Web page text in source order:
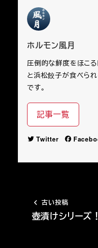
ホルモン風月
圧倒的な鮮度をほこる
と浜松餃子が食べら
です。
記事一覧
Twitter
古い投稿
壺漬けシリーズ！